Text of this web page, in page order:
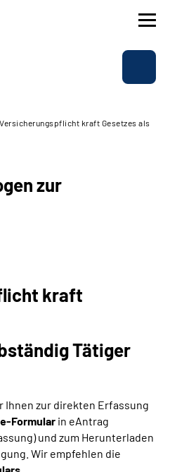
(DGS)
kraft Gesetzes als
zur
kraft
Tätiger
Ihnen zur direkten Erfassung
Formular in eAntrag
und zum Herunterladen
Wir empfehlen die